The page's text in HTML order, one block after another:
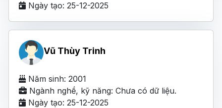
Ngày tạo: 25-12-2025
Vũ Thùy Trinh
Năm sinh: 2001
Ngành nghề, kỹ năng: Chưa có dữ liệu.
Ngày tạo: 25-12-2025